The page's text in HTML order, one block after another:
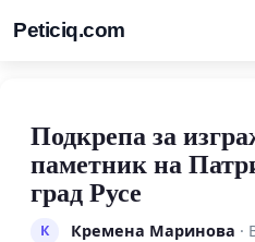
Peticiq.com
Подкрепа за
паметник на
град Русе
К Кремена Маринова ·